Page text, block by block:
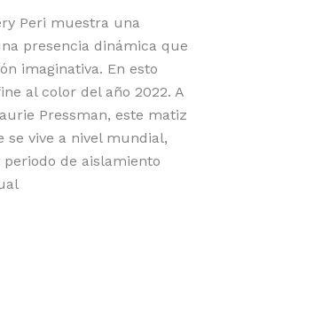
Peri muestra una
presencia dinámica que
imaginativa. En esto
al color del año 2022. A
Pressman, este matiz
vive a nivel mundial,
de aislamiento